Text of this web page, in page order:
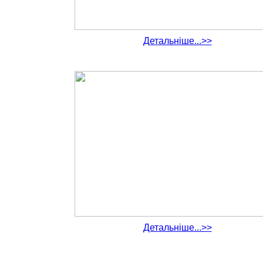
Детальніше...>>
Детальніше...>>